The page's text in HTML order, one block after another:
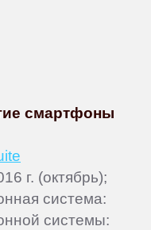
смартфоны
г. (октябрь);
система:
системы: